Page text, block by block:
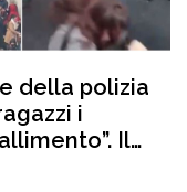
della polizia
i
Il